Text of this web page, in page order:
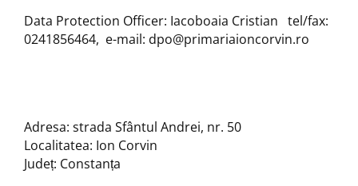
Data Protection Officer: Iacoboaia Cristian tel/fax:
0241856464, e-mail: dpo@primariaioncorvin.ro
Adresa: strada Sfântul Andrei, nr. 50
Localitatea: Ion Corvin
Județ: Constanța